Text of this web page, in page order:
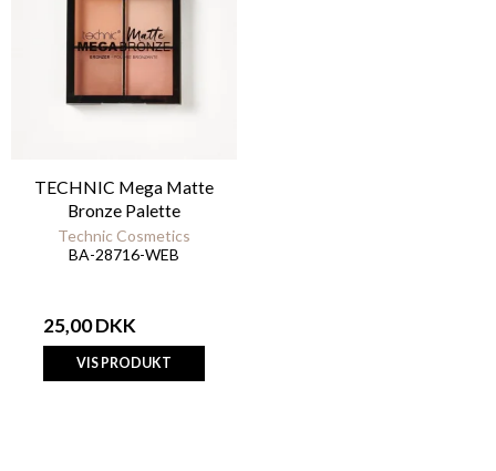
TECHNIC Mega Matte
Bronze Palette
Technic Cosmetics
BA-28716-WEB
25,00 DKK
VIS PRODUKT